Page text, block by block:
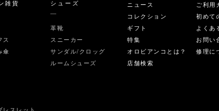
雑貨
ス
傘
スレット
シューズ
革靴
スニーカー
サンダル/クロッグ
ルームシューズ
ニュース
コレクション
ギフト
特集
オロビアンコとは？
店舗検索
ご利用
初めて
よくあ
お問い
修理に